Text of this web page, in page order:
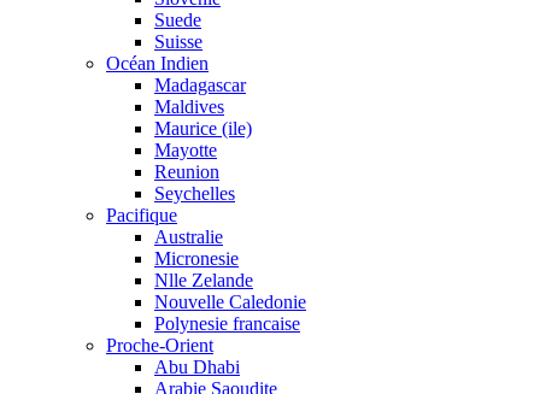
Suede
Suisse
Océan Indien
Madagascar
Maldives
Maurice (ile)
Mayotte
Reunion
Seychelles
Pacifique
Australie
Micronesie
Nlle Zelande
Nouvelle Caledonie
Polynesie francaise
Proche-Orient
Abu Dhabi
Arabie Saoudite